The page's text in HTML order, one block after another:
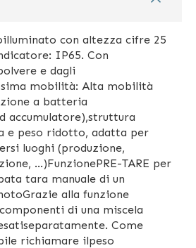
con altezza cifre 25
IP65. Con
e dagli
mobilità: Alta mobilità
a batteria
accumulatore),struttura
e peso ridotto, adatta per
luoghi (produzione,
...)FunzionePRE-TARE per
tara manuale di un
alla funzione
di una miscela
Come
richiamare ilpeso